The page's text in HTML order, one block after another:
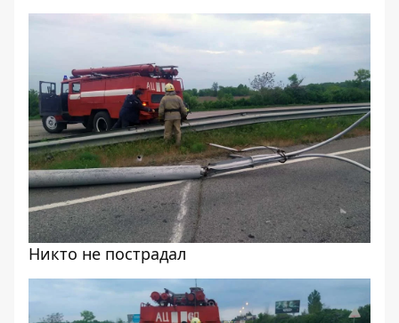
Никто не пострадал